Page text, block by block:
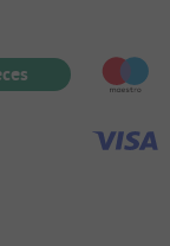
paiement